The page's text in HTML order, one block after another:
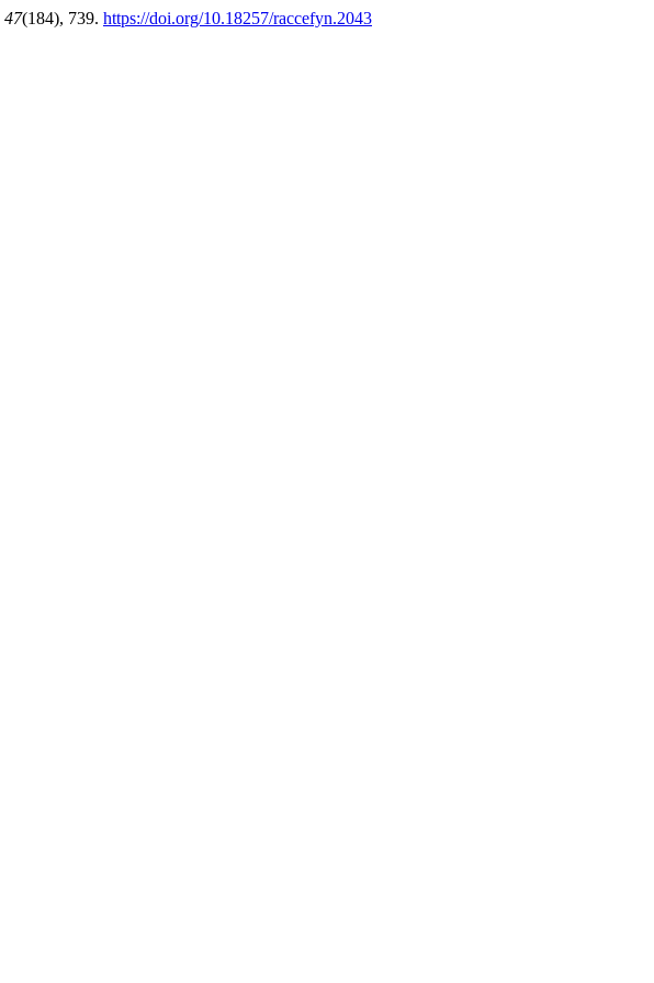
47(184), 739. https://doi.org/10.18257/raccefyn.2043